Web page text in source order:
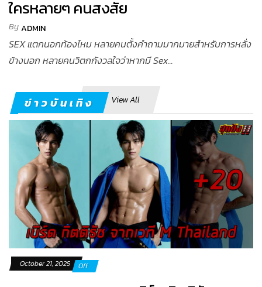
ใครหลายๆ คนสงสัย
ByADMIN
SEX แตกนอกท้องไหม หลายคนตั้งคำถามมากมายสำหรับการหลั่ง
ข้างนอก หลายคนวิตกกังวลใจว่าหากมี Sex...
ข่าวบันเทิง View All
October 21, 2025 Off